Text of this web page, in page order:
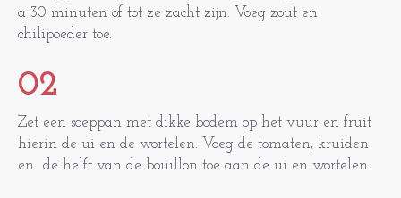
a 30 minuten of tot ze zacht zijn. Voeg zout en
chilipoeder toe.
02
Zet een soeppan met dikke bodem op het vuur en fruit
hierin de ui en de wortelen. Voeg de tomaten, kruiden
en de helft van de bouillon toe aan de ui en wortelen.